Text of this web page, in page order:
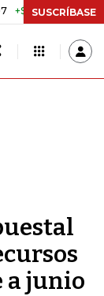
+2,19%
SUSCRÍBASE
a junio